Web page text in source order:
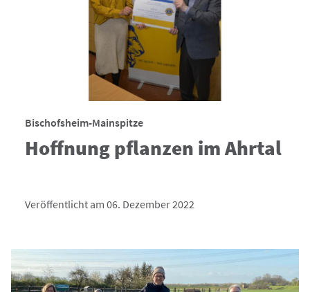
Bischofsheim-Mainspitze
Hoffnung pflanzen im Ahrtal
Veröffentlicht am 06. Dezember 2022